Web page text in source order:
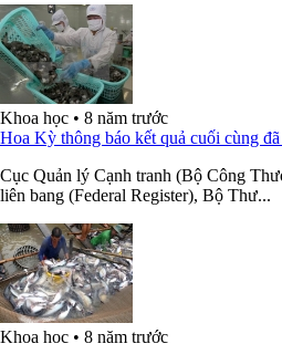
Khoa học • 8 năm trước
Hoa Kỳ thông báo kết quả cuối cùng
Cục Quản lý Cạnh tranh (Bộ Công
liên bang (Federal Register), Bộ Thư...
Khoa học • 8 năm trước